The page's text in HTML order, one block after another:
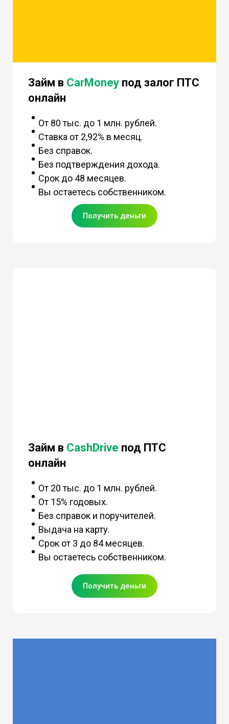
Займ в CarMoney под залог ПТС
онлайн
От 80 тыс. до 1 млн. рублей.
Ставка от 2,92% в месяц.
Без справок.
Без подтверждения дохода.
Срок до 48 месяцев.
Вы остаетесь собственником.
Получить деньги
Займ в CashDrive под ПТС
онлайн
От 20 тыс. до 1 млн. рублей.
От 15% годовых.
Без справок и поручителей.
Выдача на карту.
Срок от 3 до 84 месяцев.
Вы остаетесь собственником.
Получить деньги